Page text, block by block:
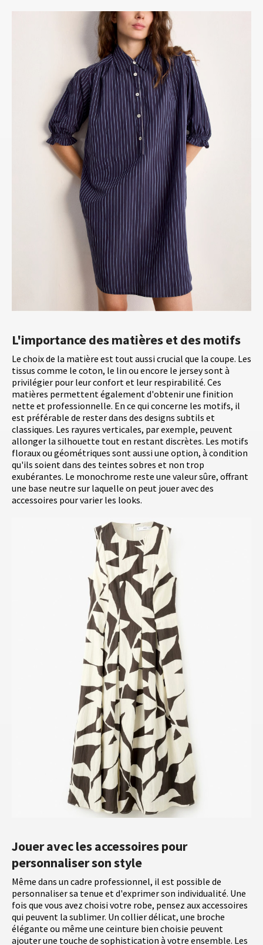
L'importance des matières et des motifs
Le choix de la matière est tout aussi crucial que la coupe. Les
tissus comme le coton, le lin ou encore le jersey sont à
privilégier pour leur confort et leur respirabilité. Ces
matières permettent également d'obtenir une finition
nette et professionnelle. En ce qui concerne les motifs, il
est préférable de rester dans des designs subtils et
classiques. Les rayures verticales, par exemple, peuvent
allonger la silhouette tout en restant discrètes. Les motifs
floraux ou géométriques sont aussi une option, à condition
qu'ils soient dans des teintes sobres et non trop
exubérantes. Le monochrome reste une valeur sûre, offrant
une base neutre sur laquelle on peut jouer avec des
accessoires pour varier les looks.
Jouer avec les accessoires pour
personnaliser son style
Même dans un cadre professionnel, il est possible de
personnaliser sa tenue et d'exprimer son individualité. Une
fois que vous avez choisi votre robe, pensez aux accessoires
qui peuvent la sublimer. Un collier délicat, une broche
élégante ou même une ceinture bien choisie peuvent
ajouter une touche de sophistication à votre ensemble. Les